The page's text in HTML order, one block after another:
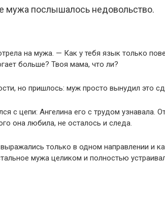
мужа послышалось недовольство.
на мужа. — Как у тебя язык только
больше? Твоя мама, что ли?
но пришлось: муж просто вынудил это
с цепи: Ангелина его с трудом узнавала.
она любила, не осталось и следа.
только в одном направлении и
мужа целиком и полностью